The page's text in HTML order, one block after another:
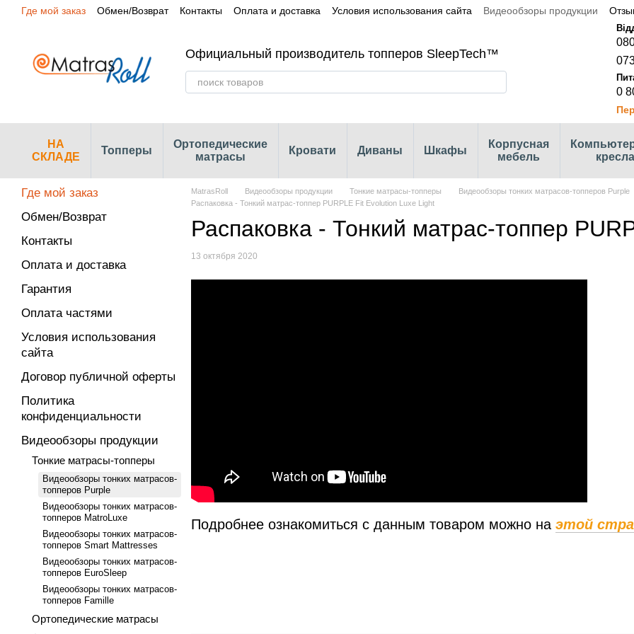
Перейти к основному контенту
Где мой заказ Обмен/Возврат Контакты Оплата и доставка Условия использования сайта Видеообзоры продукции
Официальный производитель топперов SleepTech™
0
НА
СКЛАДЕ
Топперы
Ортопедические
матрасы
Кровати Диваны Шкафы
Корпусная
мебель
кресла
MatrasRoll Видеообзоры продукции Тонкие матрасы-топперы Видеообзоры тонких матрасов-топперов Purple
Распаковка - Тонкий матрас-топпер PURPLE Fit Evolution Luxe Light
Распаковка - Тонкий матрас-топпер
13 октября 2020
Подробнее ознакомиться с данным товаром можно на этой
Где мой заказ
Обмен/Возврат
Контакты
Оплата и доставка
Гарантия
Оплата частями
Условия использования
сайта
Договор публичной оферты
Политика
конфиденциальности
Видеообзоры продукции
Тонкие матрасы-топперы
Видеообзоры тонких матрасов-
топперов Purple
Видеообзоры тонких матрасов-
топперов MatroLuxe
Видеообзоры тонких матрасов-
топперов Smart Mattresses
Видеообзоры тонких матрасов-
топперов EuroSleep
Видеообзоры тонких матрасов-
топперов Famille
Ортопедические матрасы